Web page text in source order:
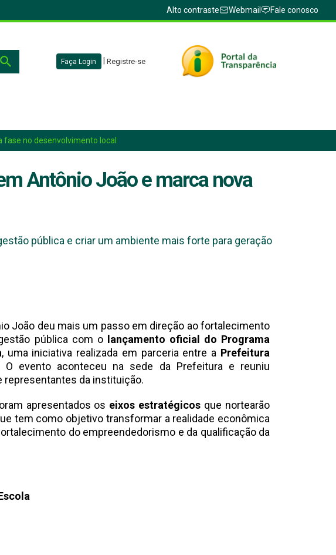
Alto contraste Webmail Fale conosco
Faça Login Registre-se
no desenvolvimento local
Antônio João e marca nova
pública e criar um ambiente mais forte para geração
João deu mais um passo em direção ao fortalecimento
pública com o lançamento oficial do Programa
, uma iniciativa realizada em parceria entre a Prefeitura
O evento aconteceu na sede da Prefeitura e reuniu
representantes da instituição.
apresentados os eixos estratégicos que nortearão
tem como objetivo transformar a realidade econômica
do empreendedorismo e da qualificação da